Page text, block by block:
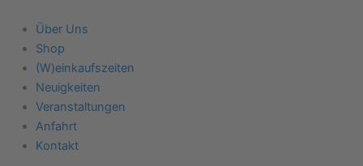
Inhalt
springen
Über Uns
Shop
(W)einkaufszeiten
Neuigkeiten
Veranstaltungen
Anfahrt
Kontakt